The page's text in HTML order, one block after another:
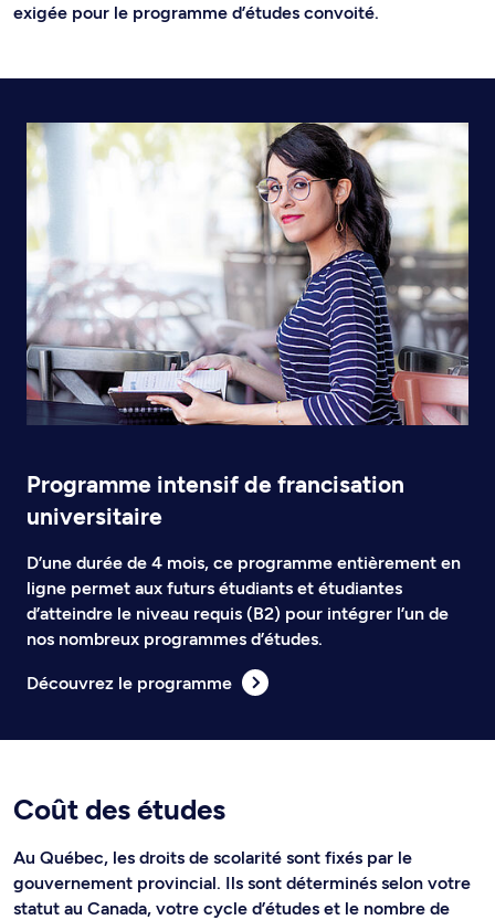
exigée pour le programme d’études convoité.
Programme intensif de francisation
universitaire
D’une durée de 4 mois, ce programme entièrement en
ligne permet aux futurs étudiants et étudiantes
d’atteindre le niveau requis (B2) pour intégrer l’un de
nos nombreux programmes d’études.
Découvrez le programme
Coût des études
Au Québec, les droits de scolarité sont fixés par le
gouvernement provincial. Ils sont déterminés selon votre
statut au Canada, votre cycle d’études et le nombre de